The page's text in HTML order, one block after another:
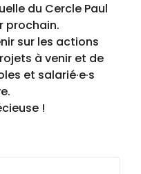
du Cercle Paul
prochain.
sur les actions
à venir et de
et salarié·e·s
!